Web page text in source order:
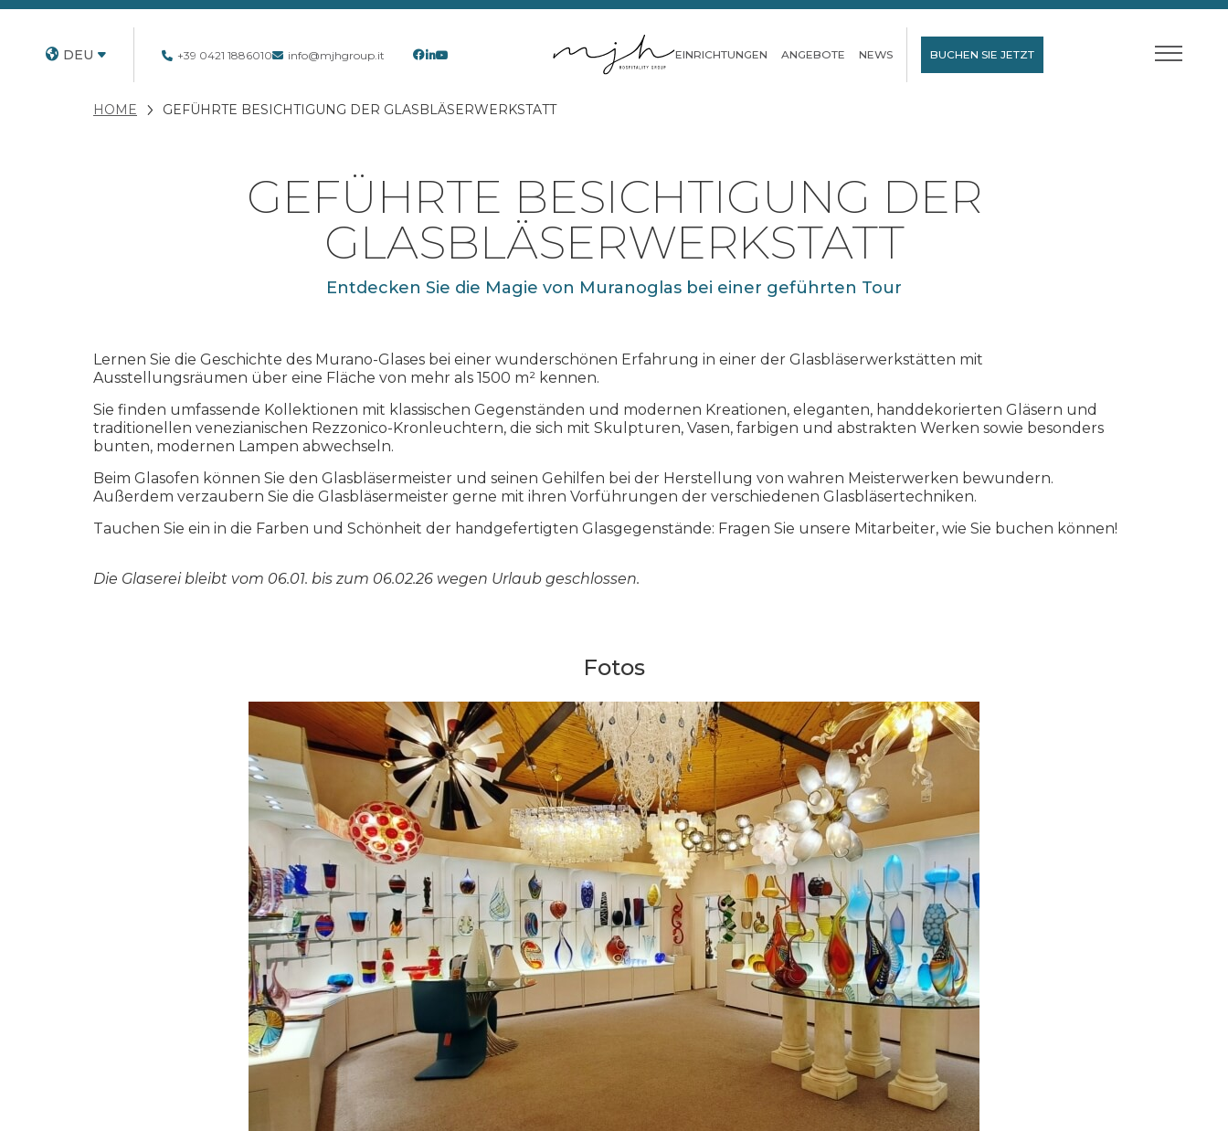
DEU +39 0421 1886010 info@mjhgroup.it EINRICHTUNGEN ANGEBOTE NEWS BUCHEN SIE JETZT
HOME GEFÜHRTE BESICHTIGUNG DER GLASBLÄSERWERKSTATT
GEFÜHRTE BESICHTIGUNG DER
GLASBLÄSERWERKSTATT
Entdecken Sie die Magie von Muranoglas bei einer geführten Tour
Lernen Sie die Geschichte des Murano-Glases bei einer wunderschönen Erfahrung in einer der Glasbläserwerkstätten mit
Ausstellungsräumen über eine Fläche von mehr als 1500 m² kennen.
Sie finden umfassende Kollektionen mit klassischen Gegenständen und modernen Kreationen, eleganten, handdekorierten Gläsern und
traditionellen venezianischen Rezzonico-Kronleuchtern, die sich mit Skulpturen, Vasen, farbigen und abstrakten Werken sowie besonders
bunten, modernen Lampen abwechseln.
Beim Glasofen können Sie den Glasbläsermeister und seinen Gehilfen bei der Herstellung von wahren Meisterwerken bewundern.
Außerdem verzaubern Sie die Glasbläsermeister gerne mit ihren Vorführungen der verschiedenen Glasbläsertechniken.
Tauchen Sie ein in die Farben und Schönheit der handgefertigten Glasgegenstände: Fragen Sie unsere Mitarbeiter, wie Sie buchen können!
Die Glaserei bleibt vom 06.01. bis zum 06.02.26 wegen Urlaub geschlossen.
Fotos